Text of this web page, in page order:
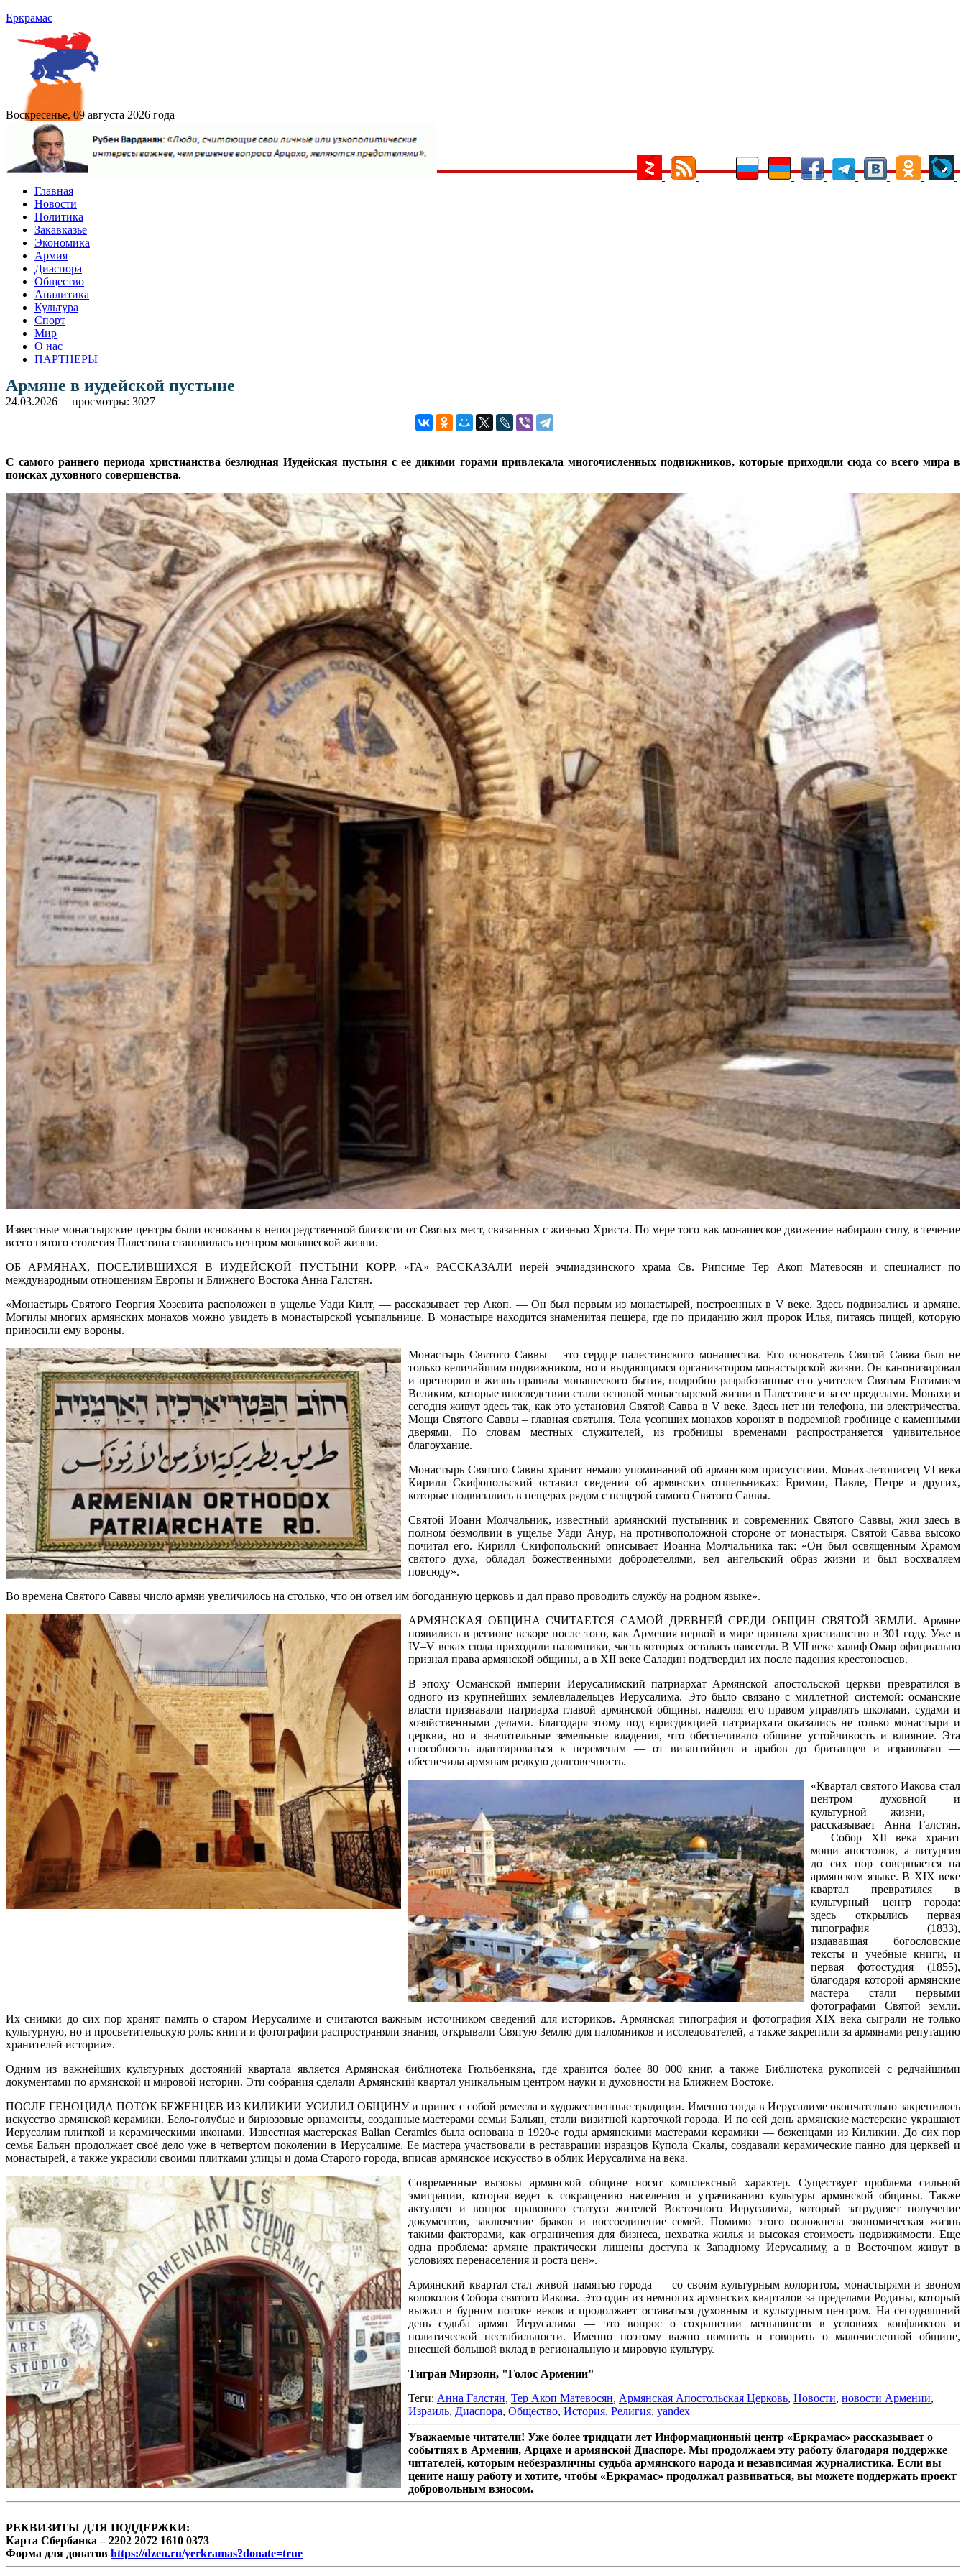
Еркрамас
Воскресенье, 09 августа 2026 года
Главная
Новости
Политика
Закавказье
Экономика
Армия
Диаспора
Общество
Аналитика
Культура
Спорт
Мир
О нас
ПАРТНЕРЫ
Армяне в иудейской пустыне
24.03.2026 просмотры: 3027
С самого раннего периода христианства безлюдная Иудейская пустыня с ее дикими горами привлекала многочисленных подвижников, которые приходили сюда со всего мира в
поисках духовного совершенства.
Известные монастырские центры были основаны в непосредственной близости от Святых мест, связанных с жизнью Христа. По мере того как монашеское движение набирало силу, в течение
всего пятого столетия Палестина становилась центром монашеской жизни.
ОБ АРМЯНАХ, ПОСЕЛИВШИХСЯ В ИУДЕЙСКОЙ ПУСТЫНИ КОРР. «ГА» РАССКАЗАЛИ иерей эчмиадзинского храма Св. Рипсиме Тер Акоп Матевосян и специалист по
международным отношениям Европы и Ближнего Востока Анна Галстян.
«Монастырь Святого Георгия Хозевита расположен в ущелье Уади Килт, — рассказывает тер Акоп. — Он был первым из монастырей, построенных в V веке. Здесь подвизались и армяне.
Могилы многих армянских монахов можно увидеть в монастырской усыпальнице. В монастыре находится знаменитая пещера, где по приданию жил пророк Илья, питаясь пищей, которую
приносили ему вороны.
Монастырь Святого Саввы – это сердце палестинского монашества. Его основатель Святой Савва был не
только величайшим подвижником, но и выдающимся организатором монастырской жизни. Он канонизировал
и претворил в жизнь правила монашеского бытия, подробно разработанные его учителем Святым Евтимием
Великим, которые впоследствии стали основой монастырской жизни в Палестине и за ее пределами. Монахи и
сегодня живут здесь так, как это установил Святой Савва в V веке. Здесь нет ни телефона, ни электричества.
Мощи Святого Саввы – главная святыня. Тела усопших монахов хоронят в подземной гробнице с каменными
дверями. По словам местных служителей, из гробницы временами распространяется удивительное
благоухание.
Монастырь Святого Саввы хранит немало упоминаний об армянском присутствии. Монах-летописец VI века
Кирилл Скифопольский оставил сведения об армянских отшельниках: Еримии, Павле, Петре и других,
которые подвизались в пещерах рядом с пещерой самого Святого Саввы.
Святой Иоанн Молчальник, известный армянский пустынник и современник Святого Саввы, жил здесь в
полном безмолвии в ущелье Уади Анур, на противоположной стороне от монастыря. Святой Савва высоко
почитал его. Кирилл Скифопольский описывает Иоанна Молчальника так: «Он был освященным Храмом
святого духа, обладал божественными добродетелями, вел ангельский образ жизни и был восхваляем
повсюду».
Во времена Святого Саввы число армян увеличилось на столько, что он отвел им богоданную церковь и дал право проводить службу на родном языке».
АРМЯНСКАЯ ОБЩИНА СЧИТАЕТСЯ САМОЙ ДРЕВНЕЙ СРЕДИ ОБЩИН СВЯТОЙ ЗЕМЛИ. Армяне
появились в регионе вскоре после того, как Армения первой в мире приняла христианство в 301 году. Уже в
IV–V веках сюда приходили паломники, часть которых осталась навсегда. В VII веке халиф Омар официально
признал права армянской общины, а в XII веке Саладин подтвердил их после падения крестоносцев.
В эпоху Османской империи Иерусалимский патриархат Армянской апостольской церкви превратился в
одного из крупнейших землевладельцев Иерусалима. Это было связано с миллетной системой: османские
власти признавали патриарха главой армянской общины, наделяя его правом управлять школами, судами и
хозяйственными делами. Благодаря этому под юрисдикцией патриархата оказались не только монастыри и
церкви, но и значительные земельные владения, что обеспечивало общине устойчивость и влияние. Эта
способность адаптироваться к переменам — от византийцев и арабов до британцев и израильтян —
обеспечила армянам редкую долговечность.
«Квартал святого Иакова стал
центром духовной и
культурной жизни, —
рассказывает Анна Галстян.
— Собор XII века хранит
мощи апостолов, а литургия
до сих пор совершается на
армянском языке. В XIX веке
квартал превратился в
культурный центр города:
здесь открылись первая
типография (1833),
издававшая богословские
тексты и учебные книги, и
первая фотостудия (1855),
благодаря которой армянские
мастера стали первыми
фотографами Святой земли.
Их снимки до сих пор хранят память о старом Иерусалиме и считаются важным источником сведений для историков. Армянская типография и фотография XIX века сыграли не только
культурную, но и просветительскую роль: книги и фотографии распространяли знания, открывали Святую Землю для паломников и исследователей, а также закрепили за армянами репутацию
хранителей истории».
Одним из важнейших культурных достояний квартала является Армянская библиотека Гюльбенкяна, где хранится более 80 000 книг, а также Библиотека рукописей с редчайшими
документами по армянской и мировой истории. Эти собрания сделали Армянский квартал уникальным центром науки и духовности на Ближнем Востоке.
ПОСЛЕ ГЕНОЦИДА ПОТОК БЕЖЕНЦЕВ ИЗ КИЛИКИИ УСИЛИЛ ОБЩИНУ и принес с собой ремесла и художественные традиции. Именно тогда в Иерусалиме окончательно закрепилось
искусство армянской керамики. Бело-голубые и бирюзовые орнаменты, созданные мастерами семьи Бальян, стали визитной карточкой города. И по сей день армянские мастерские украшают
Иерусалим плиткой и керамическими иконами. Известная мастерская Balian Ceramics была основана в 1920-е годы армянскими мастерами керамики — беженцами из Киликии. До сих пор
семья Бальян продолжает своё дело уже в четвертом поколении в Иерусалиме. Ее мастера участвовали в реставрации изразцов Купола Скалы, создавали керамические панно для церквей и
монастырей, а также украсили своими плитками улицы и дома Старого города, вписав армянское искусство в облик Иерусалима на века.
Современные вызовы армянской общине носят комплексный характер. Существует проблема сильной
эмиграции, которая ведет к сокращению населения и утрачиванию культуры армянской общины. Также
актуален и вопрос правового статуса жителей Восточного Иерусалима, который затрудняет получение
документов, заключение браков и воссоединение семей. Помимо этого осложнена экономическая жизнь
такими факторами, как ограничения для бизнеса, нехватка жилья и высокая стоимость недвижимости. Еще
одна проблема: армяне практически лишены доступа к Западному Иерусалиму, а в Восточном живут в
условиях перенаселения и роста цен».
Армянский квартал стал живой памятью города — со своим культурным колоритом, монастырями и звоном
колоколов Собора святого Иакова. Это один из немногих армянских кварталов за пределами Родины, который
выжил в бурном потоке веков и продолжает оставаться духовным и культурным центром. На сегодняшний
день судьба армян Иерусалима — это вопрос о сохранении меньшинств в условиях конфликтов и
политической нестабильности. Именно поэтому важно помнить и говорить о малочисленной общине,
внесшей большой вклад в региональную и мировую культуру.
Тигран Мирзоян, "Голос Армении"
Теги: Анна Галстян, Тер Акоп Матевосян, Армянская Апостольская Церковь, Новости, новости Армении,
Израиль, Диаспора, Общество, История, Религия, yandex
Уважаемые читатели! Уже более тридцати лет Информационный центр «Еркрамас» рассказывает о
событиях в Армении, Арцахе и армянской Диаспоре. Мы продолжаем эту работу благодаря поддержке
читателей, которым небезразличны судьба армянского народа и независимая журналистика. Если вы
цените нашу работу и хотите, чтобы «Еркрамас» продолжал развиваться, вы можете поддержать проект
добровольным взносом.
РЕКВИЗИТЫ ДЛЯ ПОДДЕРЖКИ:
Карта Сбербанка – 2202 2072 1610 0373
Форма для донатов https://dzen.ru/yerkramas?donate=true